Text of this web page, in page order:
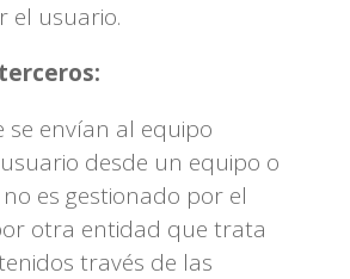
el usuario.
se envían al equipo
desde un equipo o
es gestionado por el
otra entidad que trata
través de las